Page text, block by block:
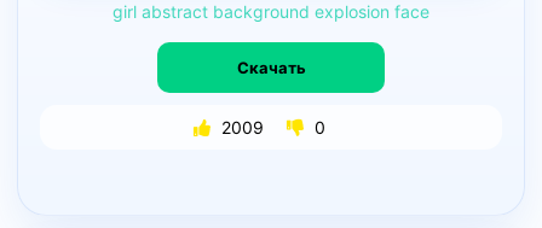
girl abstract background explosion face
Скачать
2009 0